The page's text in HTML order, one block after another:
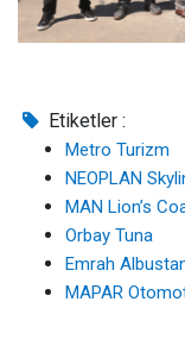
Etiketler :
Metro Turizm
NEOPLAN
MAN Lion’s
Orbay Tuna
Emrah
MAPAR